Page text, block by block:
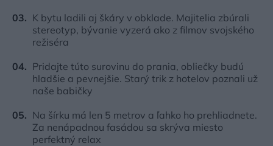
K bytu ladili aj škáry v obklade. Majitelia zbúrali
stereotyp, bývanie vyzerá ako z filmov svojského
režiséra
Pridajte túto surovinu do prania, obliečky budú
hladšie a pevnejšie. Starý trik z hotelov poznali už
naše babičky
Na šírku má len 5 metrov a ľahko ho prehliadnete.
Za nenápadnou fasádou sa skrýva miesto
perfektný relax